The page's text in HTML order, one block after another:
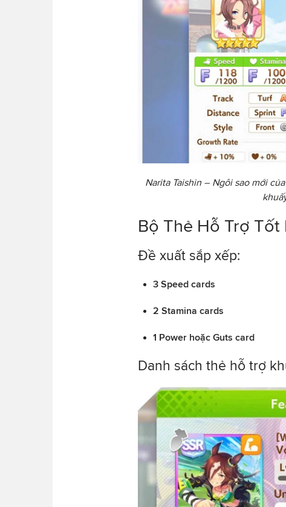
Narita Taishin – Ngôi sao mới
Bộ Thẻ Hỗ Trợ Tốt
Đề xuất sắp xếp:
3 Speed cards
2 Stamina cards
1 Power hoặc Guts card
Danh sách thẻ hỗ trợ